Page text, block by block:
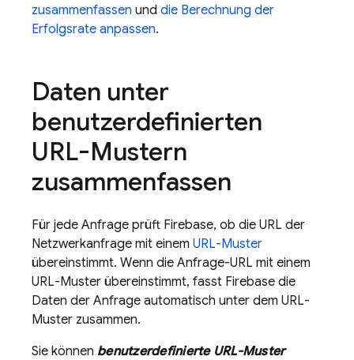
zusammenfassen und die Berechnung der
Erfolgsrate anpassen.
Daten unter
benutzerdefinierten
URL-Mustern
zusammenfassen
Für jede Anfrage prüft Firebase, ob die URL der
Netzwerkanfrage mit einem URL-Muster
übereinstimmt. Wenn die Anfrage-URL mit einem
URL-Muster übereinstimmt, fasst Firebase die
Daten der Anfrage automatisch unter dem URL-
Muster zusammen.
Sie können benutzerdefinierte URL-Muster